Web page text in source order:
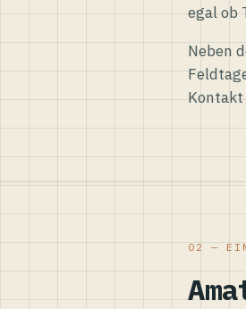
egal ob
Neben
02 —